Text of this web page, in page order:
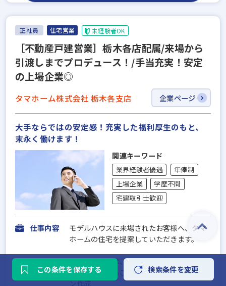
正社員 住宅営業 未経験者OK
［不動産戸建営業］栃木各店配属/来場から
引渡しまでプロデュース！/手当充実！安定
の上場企業◎
タマホーム株式会社 栃木各支店 企業ページ
大手ならではの安定感！充実した福利厚生のもと、
末永く働けます！
関連キーワード
業界経験者優遇
年俸制
上場企業
学歴不問
宅建取引士歓迎
仕事内容
モデルハウスに来場されたお客様へ、タマ
ホームの住宅を提案していただきます。
主な業務内容は、下記のとおりです。
●住宅に関するご希望のヒアリング、プラ
ン作成
この条件を保存する 検索条件を変更